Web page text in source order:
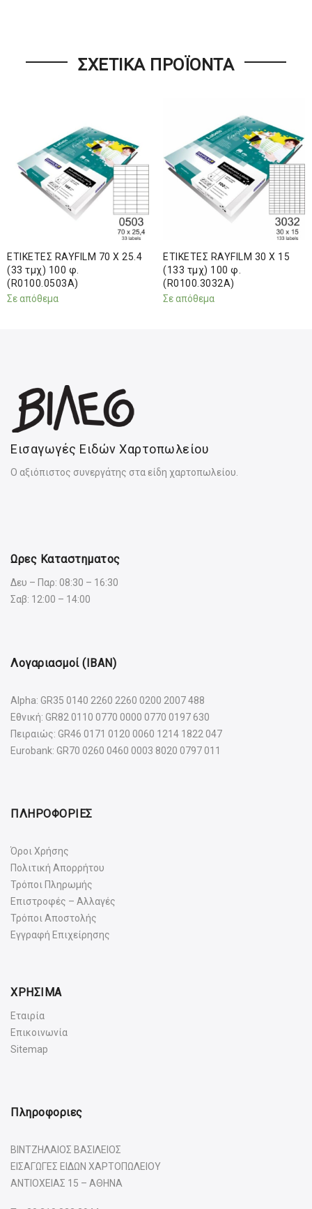
ΣΧΕΤΙΚΆ ΠΡΟΪΌΝΤΑ
ΕΤΙΚΕΤΕΣ RAYFILM 70 Χ 25.4
(33 τμχ) 100 φ.
(R0100.0503A)
Σε απόθεμα
ΕΤΙΚΕΤΕΣ RAYFILM 30 Χ 15
(133 τμχ) 100 φ.
(R0100.3032A)
Σε απόθεμα
Εισαγωγές Ειδών Χαρτοπωλείου
Ο αξιόπιστος συνεργάτης στα είδη χαρτοπωλείου.
Ωρες Καταστηματος
Δευ – Παρ: 08:30 – 16:30
Σαβ: 12:00 – 14:00
Λογαριασμοί (IBAN)
Alpha: GR35 0140 2260 2260 0200 2007 488
Εθνική: GR82 0110 0770 0000 0770 0197 630
Πειραιώς: GR46 0171 0120 0060 1214 1822 047
Eurobank: GR70 0260 0460 0003 8020 0797 011
ΠΛΗΡΟΦΟΡΙΕΣ
Όροι Χρήσης
Πολιτική Απορρήτου
Τρόποι Πληρωμής
Επιστροφές – Αλλαγές
Τρόποι Αποστολής
Εγγραφή Επιχείρησης
ΧΡΗΣΙΜΑ
Εταιρία
Επικοινωνία
Sitemap
Πληροφοριες
ΒΙΝΤΖΗΛΑΙΟΣ ΒΑΣΙΛΕΙΟΣ
ΕΙΣΑΓΩΓΕΣ ΕΙΔΩΝ ΧΑΡΤΟΠΩΛΕΙΟΥ
ΑΝΤΙΟΧΕΙΑΣ 15 – ΑΘΗΝΑ